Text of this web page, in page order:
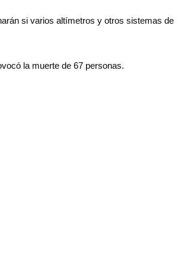
si varios altímetros y otros sistemas de
la muerte de 67 personas.